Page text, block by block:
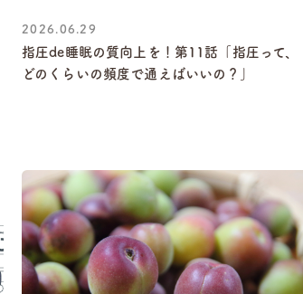
2026.06.29
指圧de睡眠の質向上を！第11話「指圧って、
どのくらいの頻度で通えばいいの？」